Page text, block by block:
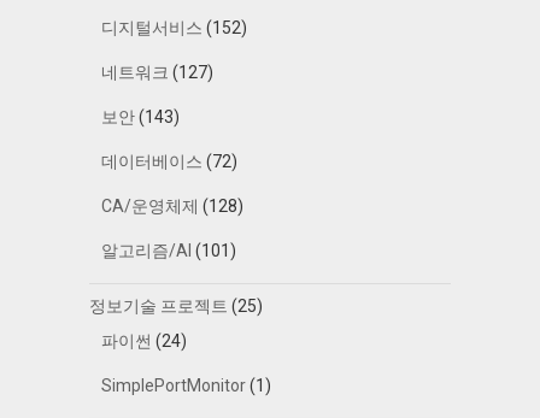
디지털서비스 (152)
네트워크 (127)
보안(143)
데이터베이스 (72)
CA/운영체제 (128)
알고리즘/AI (101)
정보기술 프로젝트 (25)
파이썬 (24)
SimplePortMonitor(1)